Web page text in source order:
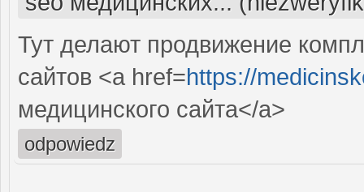
Тут делают продвижение
сайтов <a href=https://
медицинского сайта</a>
odpowiedz